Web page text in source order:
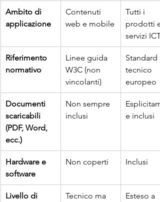
Ambito di
applicazione
Contenuti
web e mobile
Tutti i
prodotti e
servizi ICT
Riferimento
normativo
Linee guida
W3C (non
vincolanti)
Standard
tecnico
europeo
Documenti
scaricabili
(PDF, Word,
ecc.)
Non sempre
inclusi
e inclusi
Hardware e
software
Non coperti Inclusi
Livello di
Tecnico ma
Esteso a